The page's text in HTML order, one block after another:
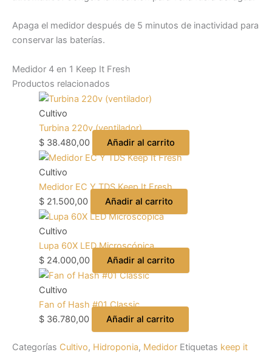
Apaga el medidor después de 5 minutos de inactividad para
conservar las baterías.
Medidor 4 en 1 Keep It Fresh
Productos relacionados
Cultivo
Turbina 220v (ventilador)
$38.480,00 Añadir al carrito
Cultivo
Medidor EC Y TDS Keep It Fresh
$21.500,00 Añadir al carrito
Cultivo
Lupa 60X LED Microscópica
$24.000,00 Añadir al carrito
Cultivo
Fan of Hash #01 Classic
$36.780,00 Añadir al carrito
Categorías Cultivo, Hidroponia, Medidor Etiquetas keep it